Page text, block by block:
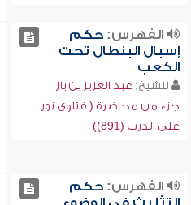
الفهرس:حكم
إسبال البنطال تحت
الكعب
للشيخ: عبد العزيز بن باز
جزء من محاضرة ( فتاوى نور
على الدرب (891))
الفهرس:حكم